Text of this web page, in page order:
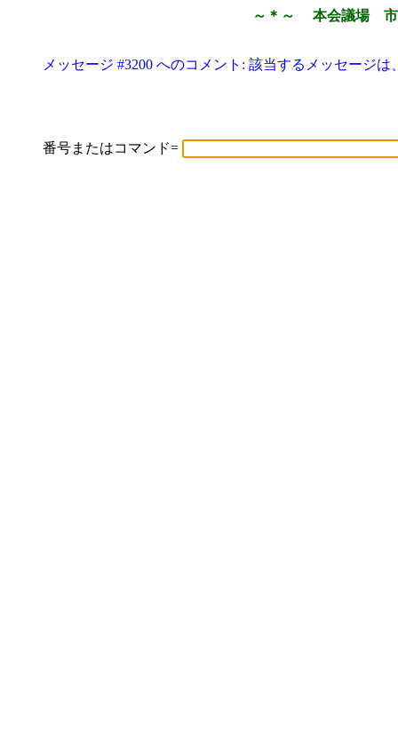
～＊～ 本会議場 市
メッセージ #3200 へのコメント: 該当するメッセージは
番号またはコマンド=